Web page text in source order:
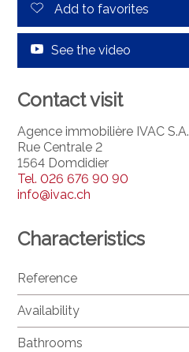
Add to favorites
See the video
Contact visit
Agence immobilière IVAC S.A.
Rue Centrale 2
1564 Domdidier
Tel.026 676 90 90
info@ivac.ch
Characteristics
Reference
Availability
Bathrooms